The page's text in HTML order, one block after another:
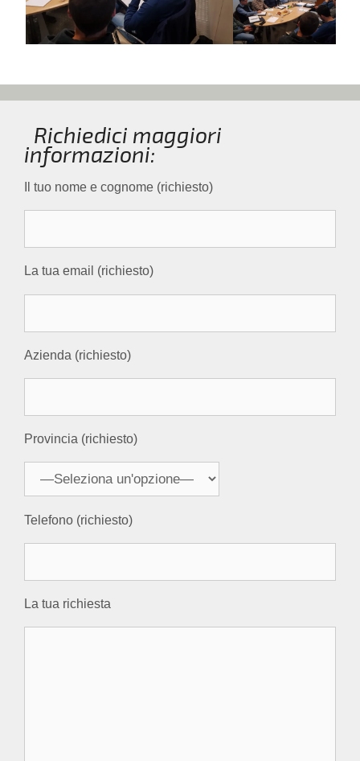
Richiedici maggiori
informazioni:
Il tuo nome e cognome (richiesto)
La tua email (richiesto)
Azienda (richiesto)
Provincia (richiesto)
Telefono (richiesto)
La tua richiesta